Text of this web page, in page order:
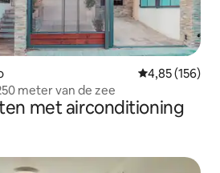
Gemiddelde
4,85 (156)
meter van de zee
met airconditioning